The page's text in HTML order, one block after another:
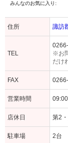
みんなのお気に入り:
住所 諏訪
TEL
※お
だけ
FAX
営業時間
店休日 第2
駐車場 2台